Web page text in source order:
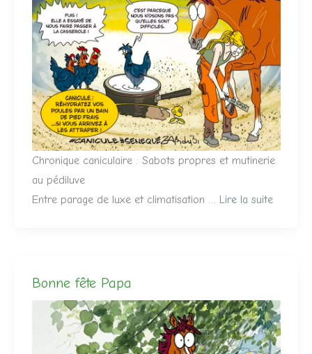
Chronique caniculaire : Sabots propres et mutinerie
au pédiluve
Entre parage de luxe et climatisation … Lire la suite
Bonne fête Papa